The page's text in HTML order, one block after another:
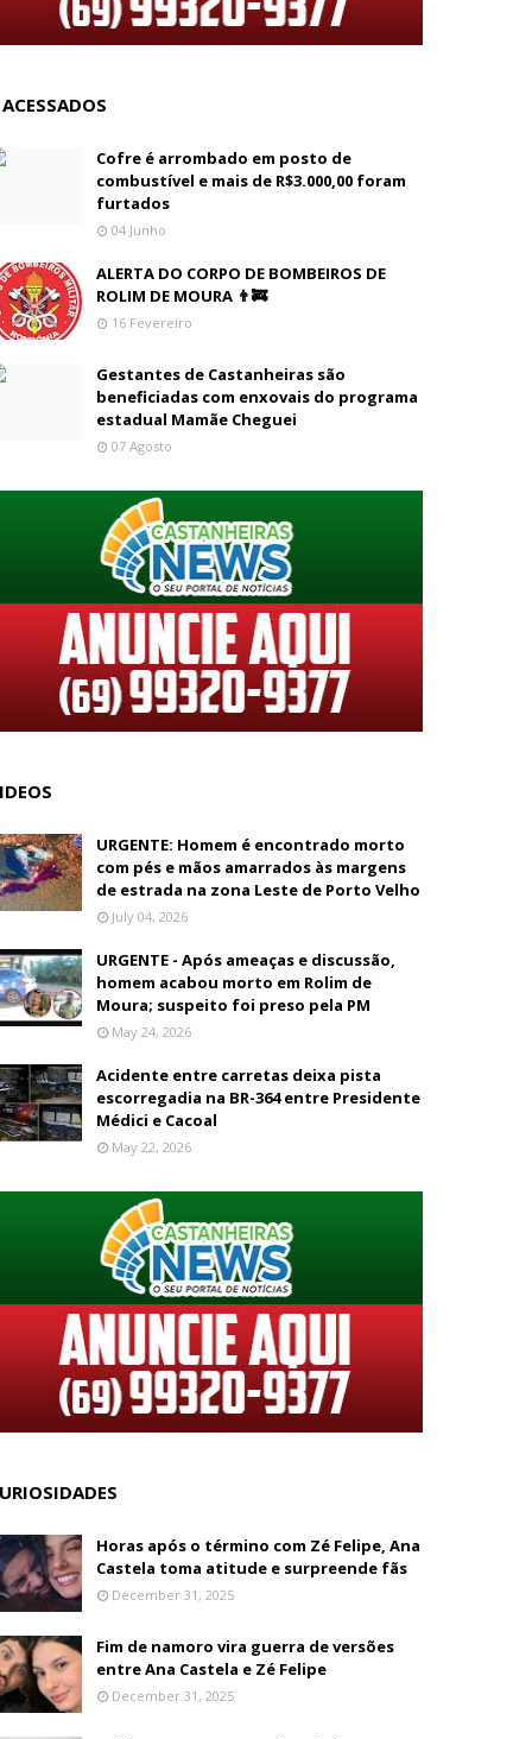
Cofre é arrombado em posto de
combustível e mais de R$3.000,00 foram
furtados
04 Junho
ALERTA DO CORPO DE BOMBEIROS DE
ROLIM DE MOURA 👨‍🚒
16 Fevereiro
Gestantes de Castanheiras são
beneficiadas com enxovais do programa
estadual Mamãe Cheguei
07 Agosto
URGENTE: Homem é encontrado morto
com pés e mãos amarrados às margens
de estrada na zona Leste de Porto Velho
July 04, 2026
URGENTE - Após ameaças e discussão,
homem acabou morto em Rolim de
Moura; suspeito foi preso pela PM
May 24, 2026
Acidente entre carretas deixa pista
escorregadia na BR-364 entre Presidente
Médici e Cacoal
May 22, 2026
Horas após o término com Zé Felipe, Ana
Castela toma atitude e surpreende fãs
December 31, 2025
Fim de namoro vira guerra de versões
entre Ana Castela e Zé Felipe
December 31, 2025